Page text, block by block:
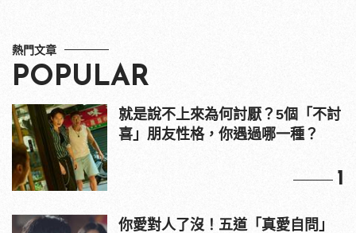
熱門文章
POPULAR
就是說不上來為何討厭？5個「不討
喜」朋友性格，你遇過哪一種？
1
你愛對人了沒！五道「真愛自問」